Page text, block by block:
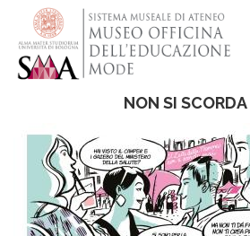
contenuto
principale
NON SI